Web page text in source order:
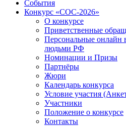
События
Конкурс «СОС-2026»
О конкурсе
Приветственные
Персональные онлайн
людьми РФ
Номинации и Призы
Партнёры
Жюри
Календарь конкурса
Условие участия
Участники
Положение о конкурсе
Контакты